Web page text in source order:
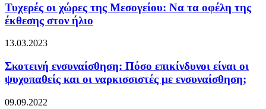
Τυχερές οι χώρες της Μεσογείου: Να τα οφέλη της
έκθεσης στον ήλιο
13.03.2023
Σκοτεινή ενσυναίσθηση: Πόσο επικίνδυνοι είναι οι
ψυχοπαθείς και οι ναρκισσιστές με ενσυναίσθηση;
09.09.2022